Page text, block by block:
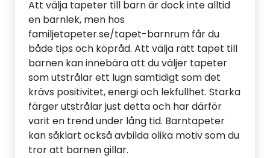
Att välja tapeter till barn är dock inte alltid
en barnlek, men hos
familjetapeter.se/tapet-barnrum får du
både tips och köpråd. Att välja rätt tapet till
barnen kan innebära att du väljer tapeter
som utstrålar ett lugn samtidigt som det
krävs positivitet, energi och lekfullhet. Starka
färger utstrålar just detta och har därför
varit en trend under lång tid. Barntapeter
kan såklart också avbilda olika motiv som du
tror att barnen gillar.